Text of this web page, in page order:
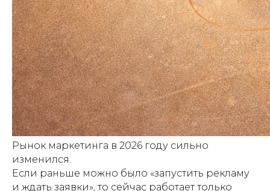
Рынок маркетинга в 2026 году сильно
изменился.
Если раньше можно было «запустить рекламу
и ждать заявки», то сейчас работает только